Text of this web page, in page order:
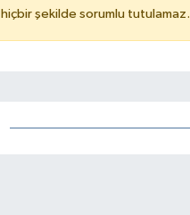
şekilde sorumlu tutulamaz.